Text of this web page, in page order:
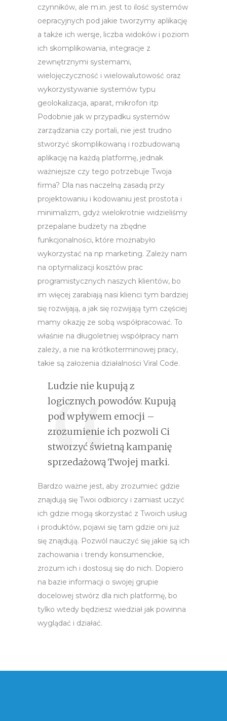
czynników, ale m.in. jest to ilość systemów
oepracyjnych pod jakie tworzymy aplikację
a także ich wersje, liczba widoków i poziom
ich skomplikowania, integracje z
zewnętrznymi systemami,
wielojęczyczność i wielowalutowość oraz
wykorzystywanie systemów typu
geolokalizacja, aparat, mikrofon itp
Podobnie jak w przypadku systemów
zarządzania czy portali, nie jest trudno
stworzyć skomplikowaną i rozbudowaną
aplikację na każdą platformę, jednak
ważniejsze czy tego potrzebuje Twoja
firma? Dla nas naczelną zasadą przy
projektowaniu i kodowaniu jest prostota i
minimalizm, gdyż wielokrotnie widzieliśmy
przepalane budżety na zbędne
funkcjonalności, które możnabyło
wykorzystać na np marketing. Zależy nam
na optymalizacji kosztów prac
programistycznych naszych klientów, bo
im więcej zarabiają nasi klienci tym bardziej
się rozwijają, a jak się rozwijają tym częściej
mamy okazję ze sobą współpracować. To
właśnie na długoletniej współpracy nam
zależy, a nie na krótkoterminowej pracy,
takie są założenia działalności Viral Code.
Ludzie nie kupują z
logicznych powodów. Kupują
pod wpływem emocji –
zrozumienie ich pozwoli Ci
stworzyć świetną kampanię
sprzedażową Twojej marki.
Bardzo ważne jest, aby zrozumieć gdzie
znajdują się Twoi odbiorcy i zamiast uczyć
ich gdzie mogą skorzystać z Twoich usług
i produktów, pojawi się tam gdzie oni już
się znajdują. Pozwól nauczyć się jakie są ich
zachowania i trendy konsumenckie,
zrozum ich i dostosuj się do nich. Dopiero
na bazie informacji o swojej grupie
docelowej stwórz dla nich platformę, bo
tylko wtedy będziesz wiedział jak powinna
wyglądać i działać.